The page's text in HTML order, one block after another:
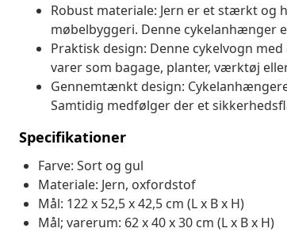
Robust materiale: Jern er et stærkt og
møbelbyggeri. Denne cykelanhænger
Praktisk design: Denne cykelvogn
varer som bagage, planter, værktøj
Gennemtænkt design:
Samtidig medfølger der et
Specifikationer
Farve: Sort og gul
Materiale: Jern, oxfordstof
Mål: 122 x 52,5 x 42,5 cm (L x B x H)
Mål; varerum: 62 x 40 x 30 cm (L x B x H)